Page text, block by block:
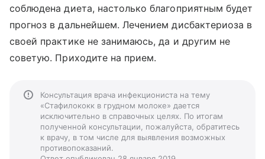
соблюдена диета, настолько благоприятным будет
прогноз в дальнейшем. Лечением дисбактериоза в
своей практике не занимаюсь, да и другим не
советую. Приходите на прием.
Консультация врача инфекциониста на тему
«Стафилококк в грудном молоке» дается
исключительно в справочных целях. По итогам
полученной консультации, пожалуйста, обратитесь
к врачу, в том числе для выявления возможных
противопоказаний.